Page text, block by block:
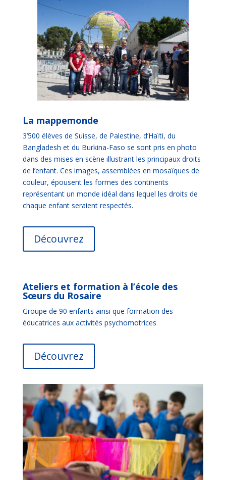
La mappemonde
3’500 élèves de Suisse, de Palestine, d’Haïti, du
Bangladesh et du Burkina-Faso se sont pris en photo
dans des mises en scène illustrant les principaux droits
de l’enfant. Ces images, assemblées en mosaïques de
couleur, épousent les formes des continents
représentant un monde idéal dans lequel les droits de
chaque enfant seraient respectés.
Découvrez
Ateliers et formation à l’école des
Sœurs du Rosaire
Groupe de 90 enfants ainsi que formation des
éducatrices aux activités psychomotrices
Découvrez